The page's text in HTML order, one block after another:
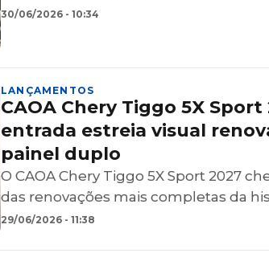
30/06/2026 - 10:34
LANÇAMENTOS
CAOA Chery Tiggo 5X Sport
entrada estreia visual
painel duplo
O CAOA Chery Tiggo 5X Sport 2027
das renovações mais completas da
29/06/2026 - 11:38